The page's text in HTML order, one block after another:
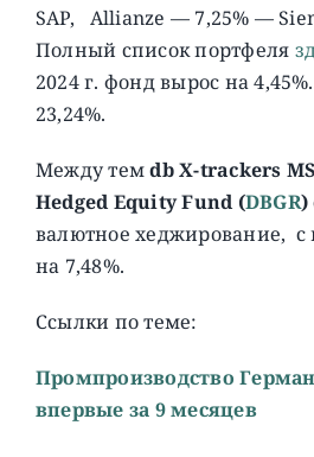
SAP, Allianze — 7,25% —
Полный список портфеля
2024 г. фонд вырос на
23,24%.
Между темdb X-trackers
Hedged Equity Fund (DBGR)
валютное хеджирование, с
на 7,48%.
Ссылки по теме:
Промпроизводство
впервые за 9 месяцев